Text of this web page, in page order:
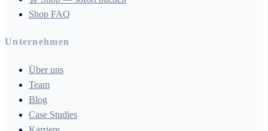
Shop FAQ
Unternehmen
Über uns
Team
Blog
Case Studies